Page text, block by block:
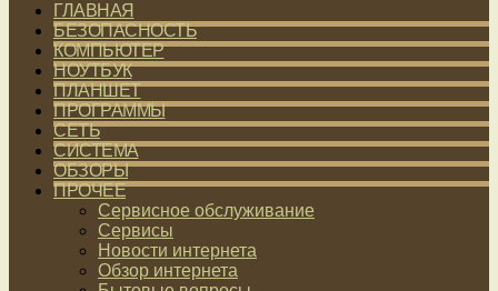
ГЛАВНАЯ
БЕЗОПАСНОСТЬ
КОМПЬЮТЕР
НОУТБУК
ПЛАНШЕТ
ПРОГРАММЫ
СЕТЬ
СИСТЕМА
ОБЗОРЫ
ПРОЧЕЕ
Сервисное обслуживание
Сервисы
Новости интернета
Обзор интернета